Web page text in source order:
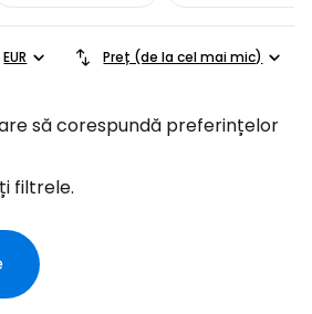
EUR Preț (de la cel mai mic)
să corespundă preferințelor
filtrele.